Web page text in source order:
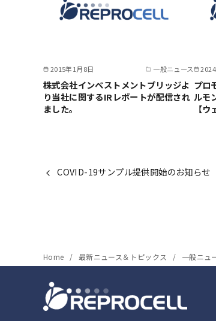
2015年1月8日 一般ニュース
株式会社インベストメントブリッジよ
り当社に関するIRレポートが配信され
ました。
プロ
ルモ
【ウ
COVID-19サンプル提供開始のお知らせ
Home 最新ニュース＆トピックス 一般ニュ